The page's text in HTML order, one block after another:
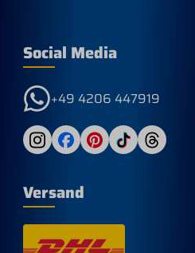
Social Media
+49 4206 447919
Versand